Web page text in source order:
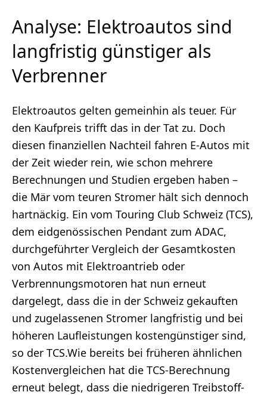
Analyse: Elektroautos sind
langfristig günstiger als
Verbrenner
Elektroautos gelten gemeinhin als teuer. Für
den Kaufpreis trifft das in der Tat zu. Doch
diesen finanziellen Nachteil fahren E-Autos mit
der Zeit wieder rein, wie schon mehrere
Berechnungen und Studien ergeben haben –
die Mär vom teuren Stromer hält sich dennoch
hartnäckig. Ein vom Touring Club Schweiz (TCS),
dem eidgenössischen Pendant zum ADAC,
durchgeführter Vergleich der Gesamtkosten
von Autos mit Elektroantrieb oder
Verbrennungsmotoren hat nun erneut
dargelegt, dass die in der Schweiz gekauften
und zugelassenen Stromer langfristig und bei
höheren Laufleistungen kostengünstiger sind,
so der TCS.Wie bereits bei früheren ähnlichen
Kostenvergleichen hat die TCS-Berechnung
erneut belegt, dass die niedrigeren Treibstoff-